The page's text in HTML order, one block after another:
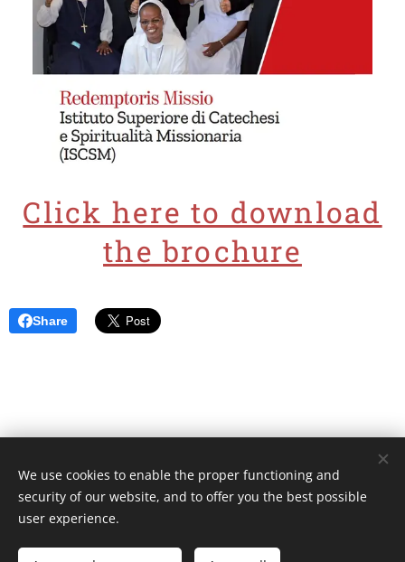
Click here to download
the brochure
Share
Unione Superiori Generali - Via dei Penitenzieri 19 -00193 ROMA
Languages
We use cookies to enable the proper functioning and
security of our website, and to offer you the best possible
user experience.